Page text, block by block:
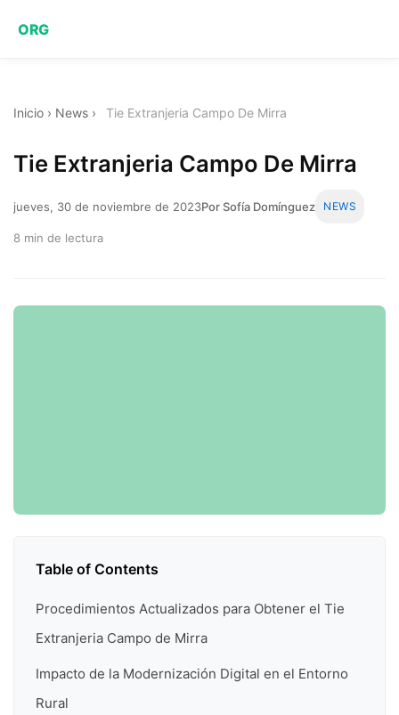
ORG
Inicio › News › Tie Extranjeria Campo De Mirra
Tie Extranjeria Campo De Mirra
jueves, 30 de noviembre de 2023Por Sofía Domínguez NEWS
8 min de lectura
Table of Contents
Procedimientos Actualizados para Obtener el Tie
Extranjeria Campo de Mirra
Impacto de la Modernización Digital en el Entorno
Rural